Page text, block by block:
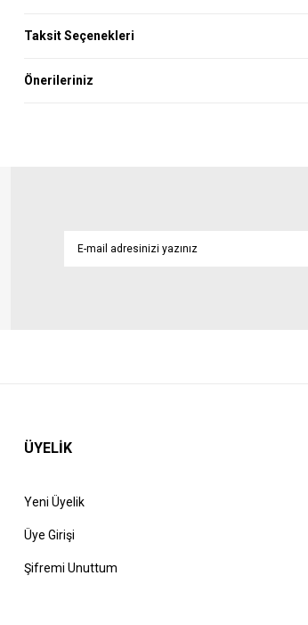
Taksit Seçenekleri
Önerileriniz
ÜYELİK
Yeni Üyelik
Üye Girişi
Şifremi Unuttum